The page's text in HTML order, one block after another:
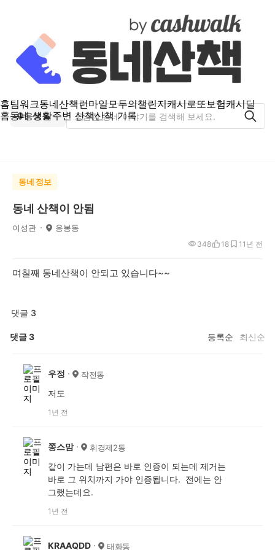
홈팀워크동네산책런마일모두의챌린지캐시로또보험캐시딜
홈동네 생활주변 산책산책 기록
응봉동
동네 정보
동네 산책이 안됨
이성관 응봉동
1년 전
348 18 1
며칠째 동네산책이 안되고 있습니다~~
댓글 3
댓글3 등록순 최신순
우정 작전동
저도
1년 전
쫑스맘 휘경제2동
같이 가는데 남편은 바로 인증이 되는데 제거는
바로 그 위치까지 가야 인증됩니다. 전에는 안
그랬는데요.
1년 전
KRAAQDD 태화동